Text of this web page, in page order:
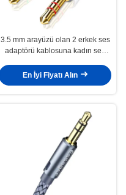
3.5 mm arayüzü olan 2 erkek ses
adaptörü kablosuna kadın ses
En İyi Fiyatı Alın